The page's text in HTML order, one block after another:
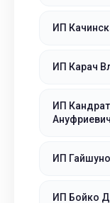
ИП
ИП Карач
ИП
Ануфриевич
ИП
ИП Бойко